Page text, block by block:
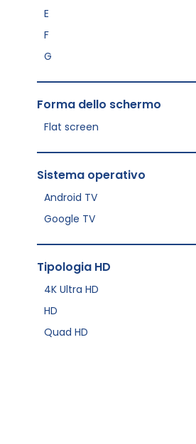
E
F
G
Forma dello schermo
Flat screen
Sistema operativo
Android TV
Google TV
Tipologia HD
4K Ultra HD
HD
Quad HD